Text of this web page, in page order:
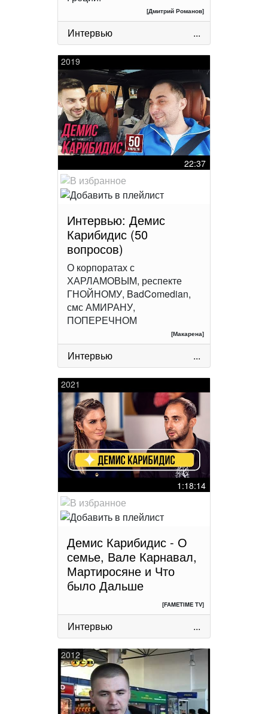
[Дмитрий Романов]
Интервью ...
2019
22:37
Интервью: Демис
Карибидис (50
вопросов)
О корпоратах с
ХАРЛАМОВЫМ, респекте
ГНОЙНОМУ, BadComedian,
смс АМИРАНУ,
ПОПЕРЕЧНОМ
[Макарена]
Интервью ...
2021
1:18:14
Демис Карибидис - О
семье, Вале Карнавал,
Мартиросяне и Что
было Дальше
[FAMETIME TV]
Интервью ...
2012